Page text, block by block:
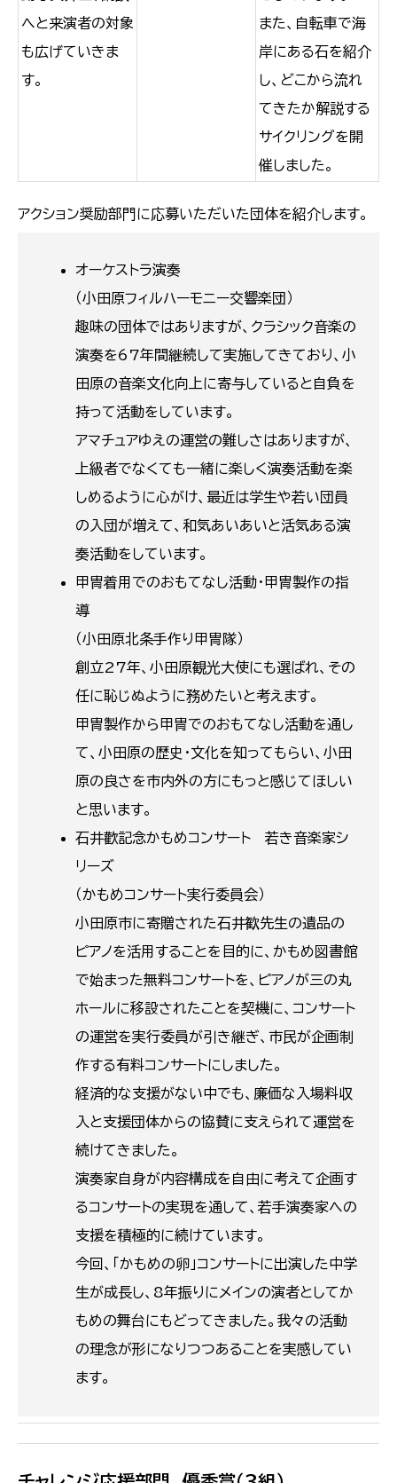
へと来演者の対象
も広げていきま
す。
また、自転車で海
岸にある石を紹介
し、どこから流れ
てきたか解説する
サイクリングを開
催しました。
アクション奨励部門に応募いただいた団体を紹介します。
オーケストラ演奏
（小田原フィルハーモニー交響楽団）
趣味の団体ではありますが、クラシック音楽の
演奏を67年間継続して実施してきており、小
田原の音楽文化向上に寄与していると自負を
持って活動をしています。
アマチュアゆえの運営の難しさはありますが、
上級者でなくても一緒に楽しく演奏活動を楽
しめるように心がけ、最近は学生や若い団員
の入団が増えて、和気あいあいと活気ある演
奏活動をしています。
甲冑着用でのおもてなし活動・甲冑製作の指
導
（小田原北条手作り甲冑隊）
創立27年、小田原観光大使にも選ばれ、その
任に恥じぬように務めたいと考えます。
甲冑製作から甲冑でのおもてなし活動を通し
て、小田原の歴史・文化を知ってもらい、小田
原の良さを市内外の方にもっと感じてほしい
と思います。
石井歡記念かもめコンサート 若き音楽家シ
リーズ
（かもめコンサート実行委員会）
小田原市に寄贈された石井歓先生の遺品の
ピアノを活用することを目的に、かもめ図書館
で始まった無料コンサートを、ピアノが三の丸
ホールに移設されたことを契機に、コンサート
の運営を実行委員が引き継ぎ、市民が企画制
作する有料コンサートにしました。
経済的な支援がない中でも、廉価な入場料収
入と支援団体からの協賛に支えられて運営を
続けてきました。
演奏家自身が内容構成を自由に考えて企画す
るコンサートの実現を通して、若手演奏家への
支援を積極的に続けています。
今回、「かもめの卵」コンサートに出演した中学
生が成長し、8年振りにメインの演者としてか
もめの舞台にもどってきました。我々の活動
の理念が形になりつつあることを実感してい
ます。